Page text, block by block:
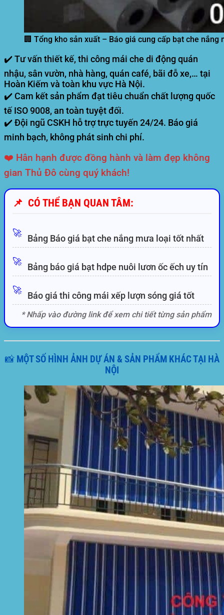
🏢 Tổng kho sản xuất – Báo giá cung cấp bạt che
✔️ Tư vấn thiết kế, thi công mái che di động quán
nhậu, sân vườn, nhà hàng, quán café, bãi đỗ xe,… tại
Hoàn Kiếm và toàn khu vực Hà Nội.
✔️ Cam kết sản phẩm đạt tiêu chuẩn chất lượng quốc
tế ISO 9008, an toàn tuyệt đối.
✔️ Đội ngũ CSKH hỗ trợ trực tuyến 24/24. Báo giá
minh bạch, không phát sinh chi phí.
❤️ Hân hạnh được đồng hành và làm đẹp không
gian Thủ Đô cùng quý khách!
📌 CÓ THỂ BẠN QUAN TÂM:
🚀
Bảng Báo giá bạt che nắng mưa loại tốt nhất
🚀
Bảng báo giá bạt hdpe nuôi lươn ốc ếch uy tín
🚀
Báo giá thi công mái xếp lượn sóng giá tốt
* Nhấp vào đường link để xem chi tiết từng sản phẩm
📸 MỘT SỐ HÌNH ẢNH DỰ ÁN & SẢN PHẨM KHÁC TẠI HÀ
NỘI